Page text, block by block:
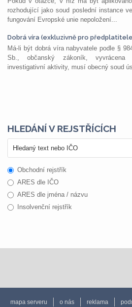
rozhodující jako soud poslední instance
fungování Evropské unie nepoložení...
Dobrá víra (exkluzivně pro
Má-li být dobrá víra nabyvatele podle §
Sb., občanský zákoník, vyvrácena
investigativní aktivity, musí obecný soud
HLEDÁNÍ V REJSTŘÍCÍCH
Obchodní rejstřík
ARES dle IČO
ARES dle jména / názvu
Insolvenční rejstřík
mapa serveru o nás reklama